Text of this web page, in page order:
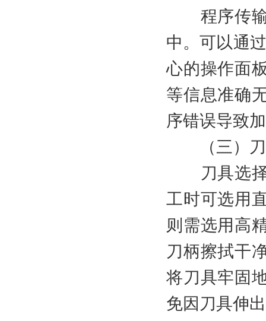
程序传输
中。可以通
心的操作面
等信息准确
序错误导致
（三）刀
刀具选择
工时可选用
则需选用高
刀柄擦拭干
将刀具牢固
免因刀具伸